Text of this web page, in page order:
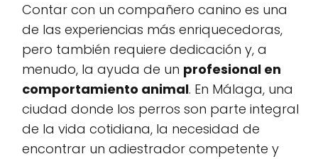
Contar con un compañero canino es una
de las experiencias más enriquecedoras,
pero también requiere dedicación y, a
menudo, la ayuda de un profesional en
comportamiento animal. En Málaga, una
ciudad donde los perros son parte integral
de la vida cotidiana, la necesidad de
encontrar un adiestrador competente y